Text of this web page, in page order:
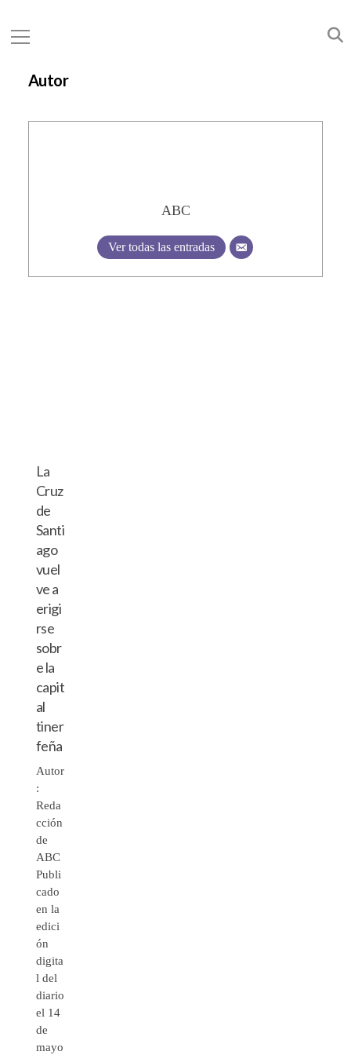
Autor
ABC
Ver todas las entradas
La
Cruz
de
Santi
ago
vuel
ve a
erigi
rse
sobr
e la
capit
al
tiner
feña
Autor
:
Reda
cción
de
ABC
Publi
cado
en la
edici
ón
digita
l del
diario
el 14
de
mayo